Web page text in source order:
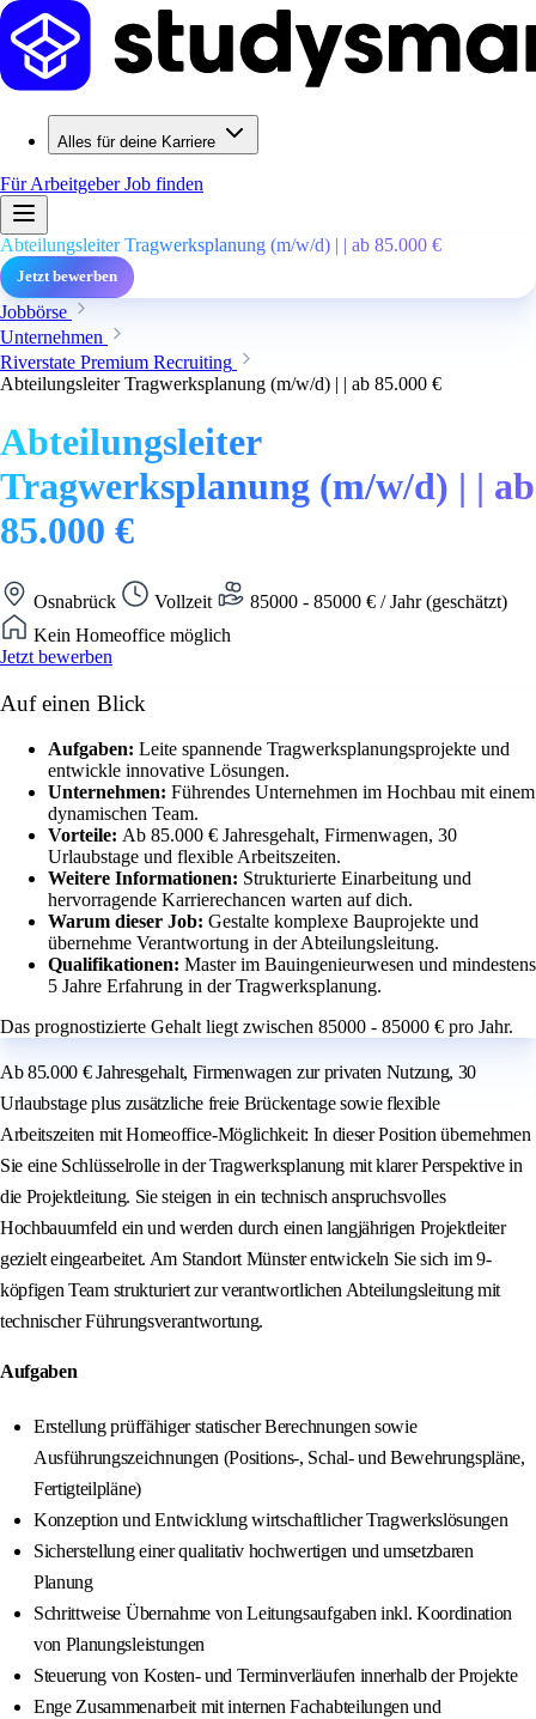
Alles für deine Karriere
Für ArbeitgeberJob finden
Abteilungsleiter Tragwerksplanung (m/w/d) | | ab 85.000 €
Jetzt bewerben
Jobbörse
Unternehmen
Riverstate Premium Recruiting
Abteilungsleiter Tragwerksplanung (m/w/d) | | ab 85.000 €
Abteilungsleiter
Tragwerksplanung (m/w/d) | | ab
85.000 €
Osnabrück Vollzeit
85000 - 85000 € / Jahr (geschätzt)
Kein Homeoffice möglich
Jetzt bewerben
Auf einen Blick
Aufgaben: Leite spannende Tragwerksplanungsprojekte und
entwickle innovative Lösungen.
Unternehmen: Führendes Unternehmen im Hochbau mit einem
dynamischen Team.
Vorteile: Ab 85.000 € Jahresgehalt, Firmenwagen, 30
Urlaubstage und flexible Arbeitszeiten.
Weitere Informationen: Strukturierte Einarbeitung und
hervorragende Karrierechancen warten auf dich.
Warum dieser Job: Gestalte komplexe Bauprojekte und
übernehme Verantwortung in der Abteilungsleitung.
Qualifikationen: Master im Bauingenieurwesen und mindestens
5 Jahre Erfahrung in der Tragwerksplanung.
Das prognostizierte Gehalt liegt zwischen 85000 - 85000 € pro Jahr.
Ab 85.000 € Jahresgehalt, Firmenwagen zur privaten Nutzung, 30
Urlaubstage plus zusätzliche freie Brückentage sowie flexible
Arbeitszeiten mit Homeoffice-Möglichkeit: In dieser Position übernehmen
Sie eine Schlüsselrolle in der Tragwerksplanung mit klarer Perspektive in
die Projektleitung. Sie steigen in ein technisch anspruchsvolles
Hochbauumfeld ein und werden durch einen langjährigen Projektleiter
gezielt eingearbeitet. Am Standort Münster entwickeln Sie sich im 9-
köpfigen Team strukturiert zur verantwortlichen Abteilungsleitung mit
technischer Führungsverantwortung.
Aufgaben
Erstellung prüffähiger statischer Berechnungen sowie
Ausführungszeichnungen (Positions-, Schal- und Bewehrungspläne,
Fertigteilpläne)
Konzeption und Entwicklung wirtschaftlicher Tragwerkslösungen
Sicherstellung einer qualitativ hochwertigen und umsetzbaren
Planung
Schrittweise Übernahme von Leitungsaufgaben inkl. Koordination
von Planungsleistungen
Steuerung von Kosten- und Terminverläufen innerhalb der Projekte
Enge Zusammenarbeit mit internen Fachabteilungen und